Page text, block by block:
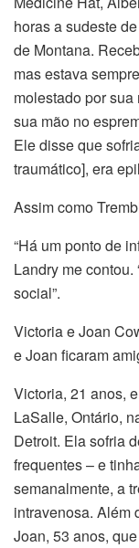
horas a sudeste
de Montana.
mas estava
molestado por
sua mão no
Ele disse que
traumático], era
Assim como
“Há um ponto de
Landry me
social”.
Victoria e Joan
e Joan ficaram
Victoria, 21 anos,
LaSalle, Ontário,
Detroit. Ela sofria
frequentes – e
semanalmente, a
intravenosa. Além
Joan, 53 anos,